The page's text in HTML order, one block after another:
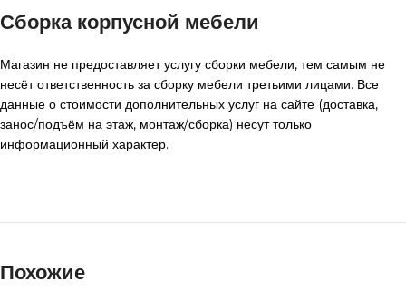
Сборка корпусной мебели
Магазин не предоставляет услугу сборки мебели, тем самым не
несёт ответственность за сборку мебели третьими лицами. Все
данные о стоимости дополнительных услуг на сайте (доставка,
занос/подъём на этаж, монтаж/сборка) несут только
информационный характер.
Похожие